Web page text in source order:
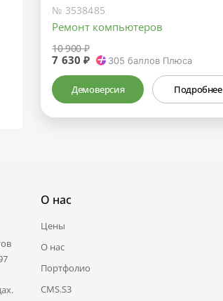
№ 3538485
Ремонт компьютеров
10 900 ₽
7 630 ₽ 305 баллов Плюса
Демоверсия Подробнее
О нас
Цены
О нас
Портфолио
CMS.S3